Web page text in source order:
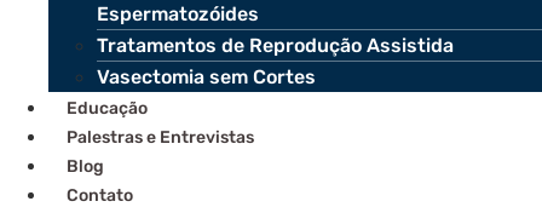
Espermatozóides
Tratamentos de Reprodução Assistida
Vasectomia sem Cortes
Educação
Palestras e Entrevistas
Blog
Contato